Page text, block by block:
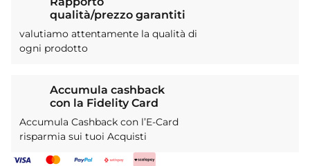
qualità/prezzo garantiti
valutiamo attentamente la qualità di
ogni prodotto
Accumula cashback
con la Fidelity Card
Accumula Cashback con l’E-Card
risparmia sui tuoi Acquisti